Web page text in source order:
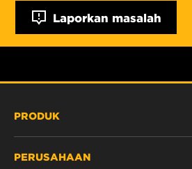
Laporkan masalah
PRODUK
PERUSAHAAN